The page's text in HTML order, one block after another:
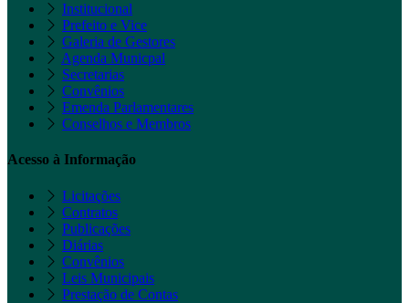
Institucional
Prefeito e Vice
Galeria de Gestores
Agenda Municpal
Secretarias
Convênios
Emenda Parlamentares
Conselhos e Membros
Acesso à Informação
Licitações
Contratos
Publicações
Diárias
Convênios
Leis Municipais
Prestação de Contas